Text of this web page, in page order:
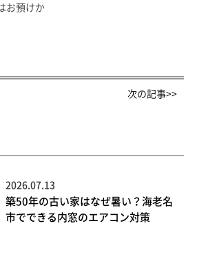
お預けか
次の記事>>
2026.07.13
築50年の古い家はなぜ暑い？海老名
市でできる内窓のエアコン対策